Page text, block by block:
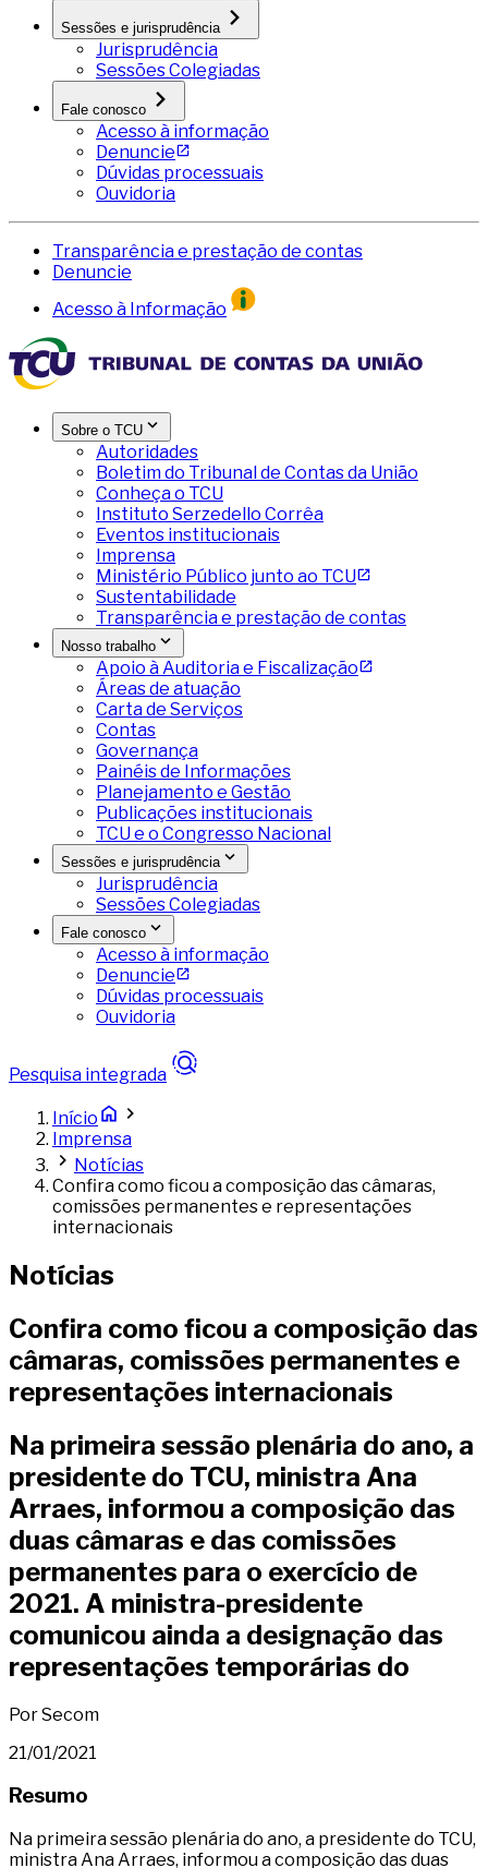
Sessões e jurisprudência
Jurisprudência
Sessões Colegiadas
Fale conosco
Acesso à informação
Denuncie
Dúvidas processuais
Ouvidoria
Transparência e prestação de contas
Denuncie
Acesso à Informação
Sobre o TCU
Autoridades
Boletim do Tribunal de Contas da União
Conheça o TCU
Instituto Serzedello Corrêa
Eventos institucionais
Imprensa
Ministério Público junto ao TCU
Sustentabilidade
Transparência e prestação de contas
Nosso trabalho
Apoio à Auditoria e Fiscalização
Áreas de atuação
Carta de Serviços
Contas
Governança
Painéis de Informações
Planejamento e Gestão
Publicações institucionais
TCU e o Congresso Nacional
Sessões e jurisprudência
Jurisprudência
Sessões Colegiadas
Fale conosco
Acesso à informação
Denuncie
Dúvidas processuais
Ouvidoria
Pesquisa integrada
Início
Imprensa
Notícias
Confira como ficou a composição das câmaras,
comissões permanentes e representações
internacionais
Notícias
Confira como ficou a composição das
câmaras, comissões permanentes e
representações internacionais
Na primeira sessão plenária do ano, a
presidente do TCU, ministra Ana
Arraes, informou a composição das
duas câmaras e das comissões
permanentes para o exercício de
2021. A ministra-presidente
comunicou ainda a designação das
representações temporárias do
Por Secom
21/01/2021
Resumo
Na primeira sessão plenária do ano, a presidente do TCU,
ministra Ana Arraes, informou a composição das duas